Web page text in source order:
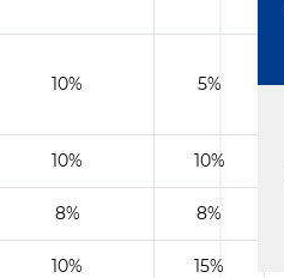
10% 5%
10% 10%
8% 8%
10% 15%